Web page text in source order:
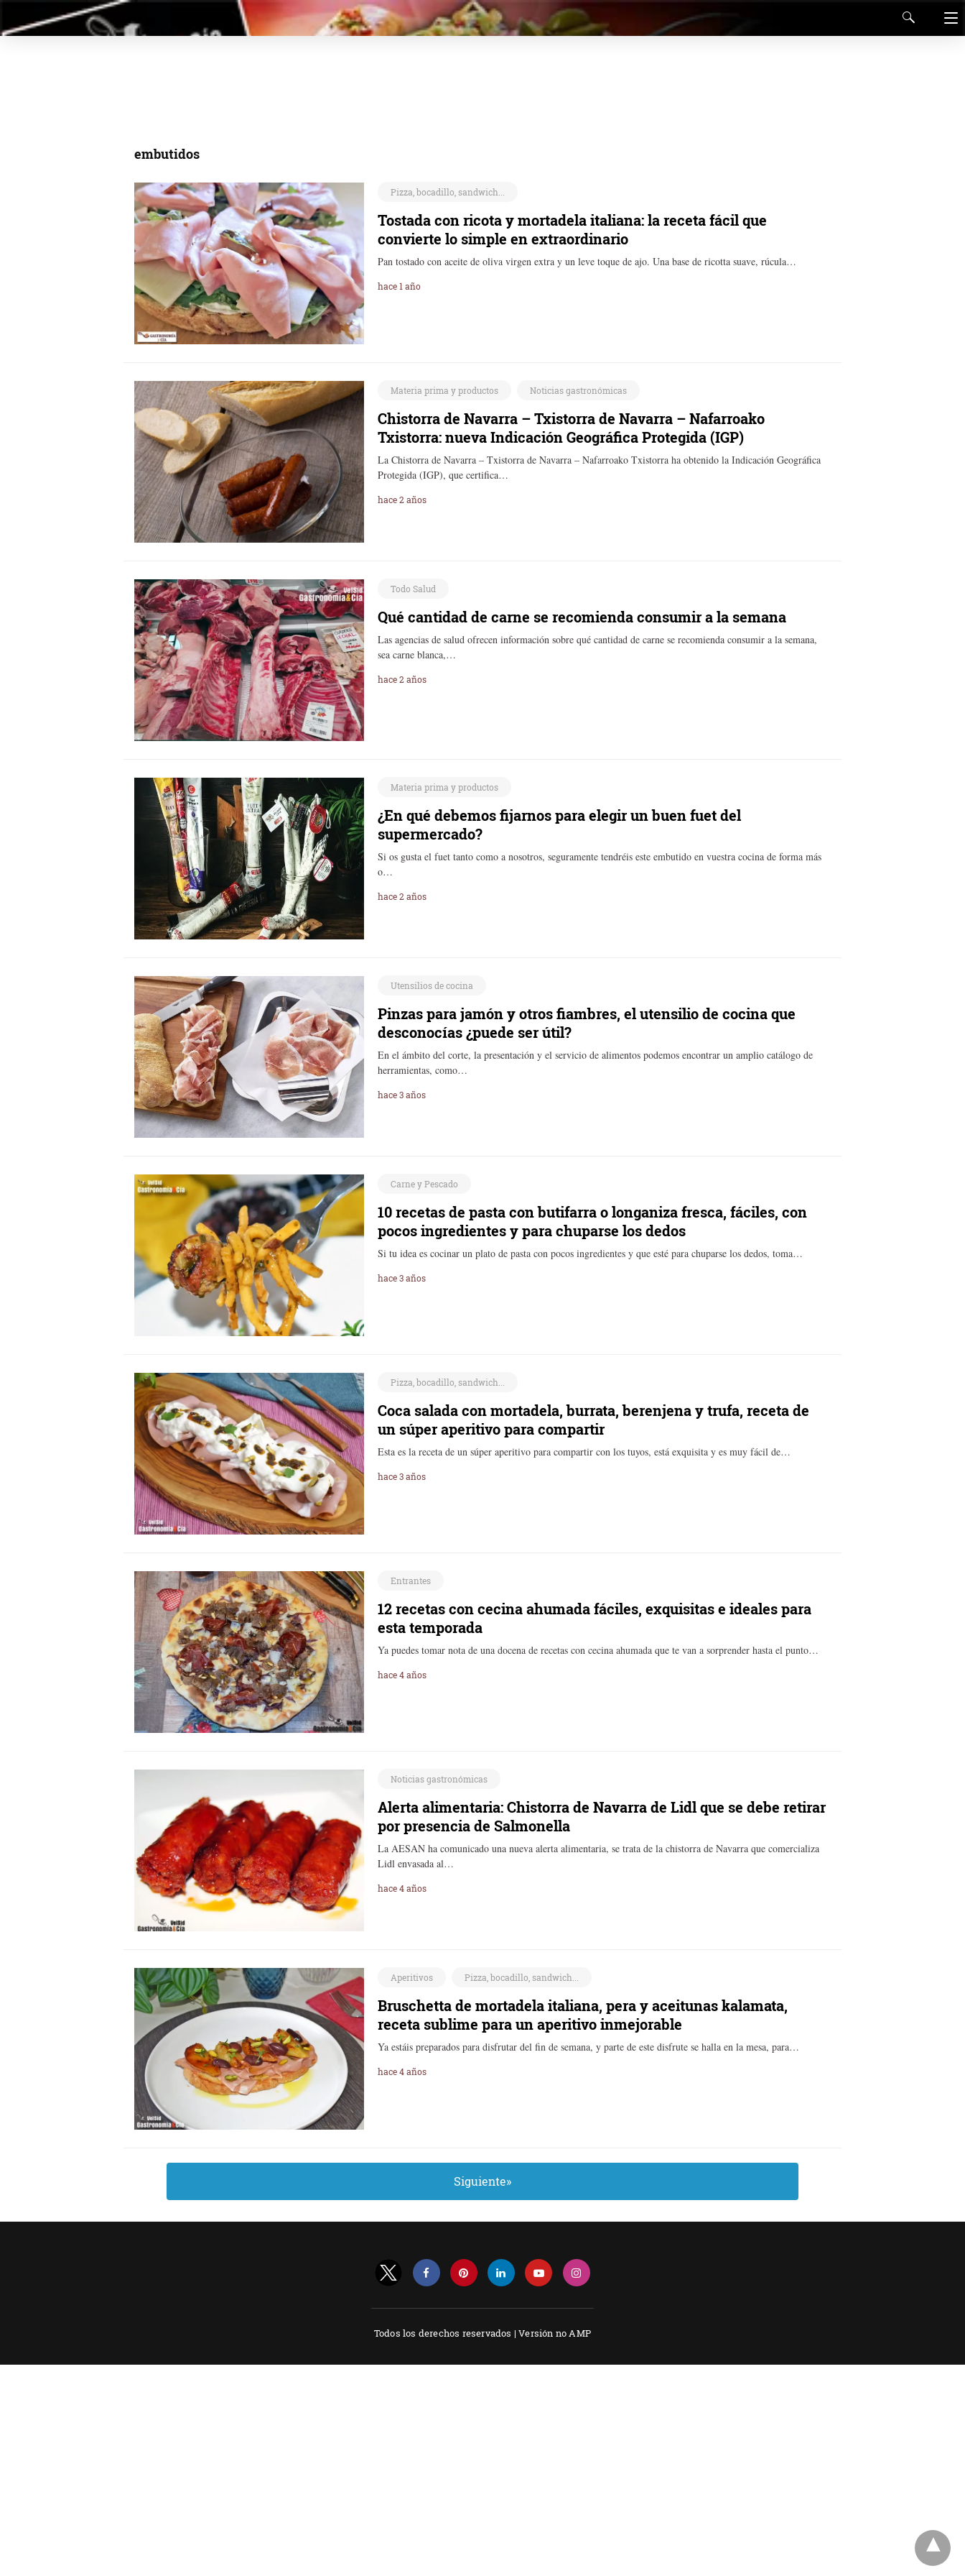
embutidos
Pizza, bocadillo, sandwich...
Tostada con ricota y mortadela italiana: la receta fácil que
convierte lo simple en extraordinario
Pan tostado con aceite de oliva virgen extra y un leve toque de ajo. Una base de ricotta suave, rúcula…
hace 1 año
Materia prima y productos Noticias gastronómicas
Chistorra de Navarra – Txistorra de Navarra – Nafarroako
Txistorra: nueva Indicación Geográfica Protegida (IGP)
La Chistorra de Navarra – Txistorra de Navarra – Nafarroako Txistorra ha obtenido la Indicación Geográfica
Protegida (IGP), que certifica…
hace 2 años
Todo Salud
Qué cantidad de carne se recomienda consumir a la semana
Las agencias de salud ofrecen información sobre qué cantidad de carne se recomienda consumir a la semana,
sea carne blanca,…
hace 2 años
Materia prima y productos
¿En qué debemos fijarnos para elegir un buen fuet del
supermercado?
Si os gusta el fuet tanto como a nosotros, seguramente tendréis este embutido en vuestra cocina de forma más
o…
hace 2 años
Utensilios de cocina
Pinzas para jamón y otros fiambres, el utensilio de cocina que
desconocías ¿puede ser útil?
En el ámbito del corte, la presentación y el servicio de alimentos podemos encontrar un amplio catálogo de
herramientas, como…
hace 3 años
Carne y Pescado
10 recetas de pasta con butifarra o longaniza fresca, fáciles, con
pocos ingredientes y para chuparse los dedos
Si tu idea es cocinar un plato de pasta con pocos ingredientes y que esté para chuparse los dedos, toma…
hace 3 años
Pizza, bocadillo, sandwich...
Coca salada con mortadela, burrata, berenjena y trufa, receta de
un súper aperitivo para compartir
Esta es la receta de un súper aperitivo para compartir con los tuyos, está exquisita y es muy fácil de…
hace 3 años
Entrantes
12 recetas con cecina ahumada fáciles, exquisitas e ideales para
esta temporada
Ya puedes tomar nota de una docena de recetas con cecina ahumada que te van a sorprender hasta el punto…
hace 4 años
Noticias gastronómicas
Alerta alimentaria: Chistorra de Navarra de Lidl que se debe retirar
por presencia de Salmonella
La AESAN ha comunicado una nueva alerta alimentaria, se trata de la chistorra de Navarra que comercializa
Lidl envasada al…
hace 4 años
Aperitivos Pizza, bocadillo, sandwich...
Bruschetta de mortadela italiana, pera y aceitunas kalamata,
receta sublime para un aperitivo inmejorable
Ya estáis preparados para disfrutar del fin de semana, y parte de este disfrute se halla en la mesa, para…
hace 4 años
Siguiente»
Todos los derechos reservados |Versión no AMP